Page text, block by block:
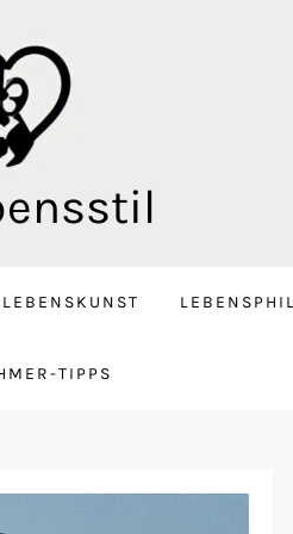
LEBENSKUNST
TIPPS